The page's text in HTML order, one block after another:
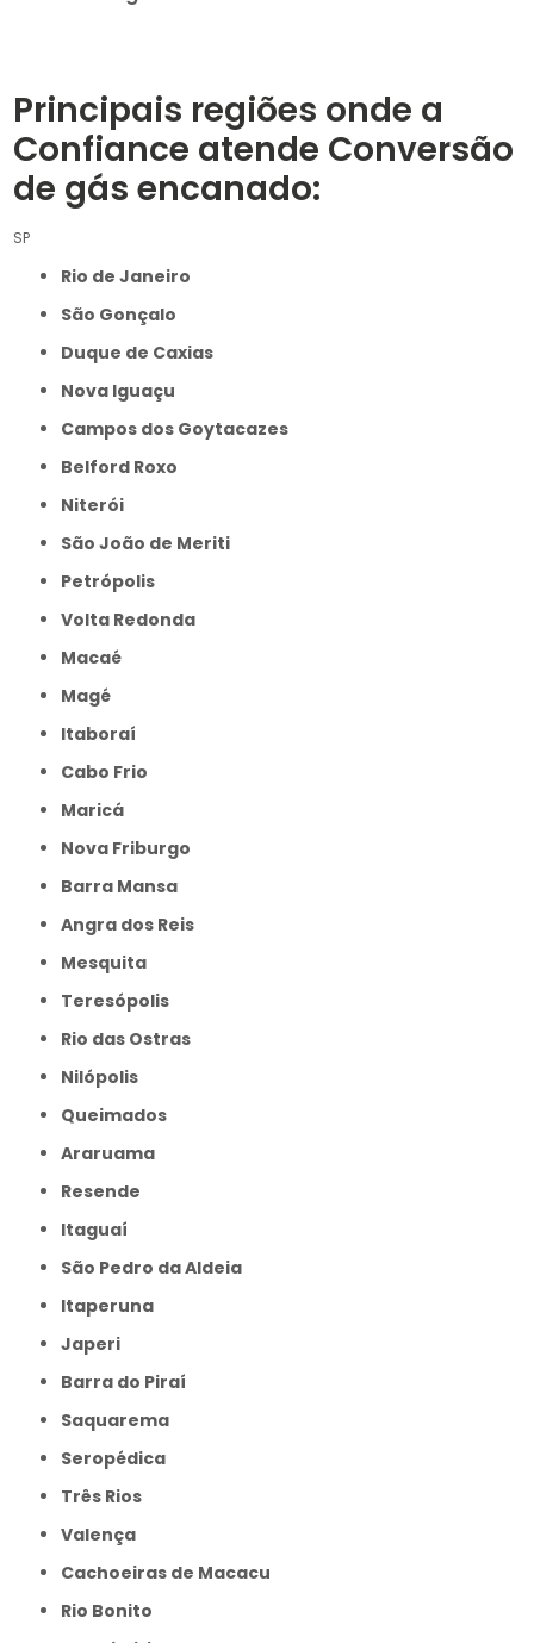
Principais regiões onde a
Confiance atende Conversão
de gás encanado:
SP
Rio de Janeiro
São Gonçalo
Duque de Caxias
Nova Iguaçu
Campos dos Goytacazes
Belford Roxo
Niterói
São João de Meriti
Petrópolis
Volta Redonda
Macaé
Magé
Itaboraí
Cabo Frio
Maricá
Nova Friburgo
Barra Mansa
Angra dos Reis
Mesquita
Teresópolis
Rio das Ostras
Nilópolis
Queimados
Araruama
Resende
Itaguaí
São Pedro da Aldeia
Itaperuna
Japeri
Barra do Piraí
Saquarema
Seropédica
Três Rios
Valença
Cachoeiras de Macacu
Rio Bonito